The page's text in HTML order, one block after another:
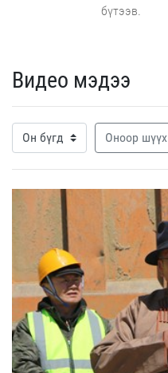
бүтээв.
Видео мэдээ
Оноор шүүх